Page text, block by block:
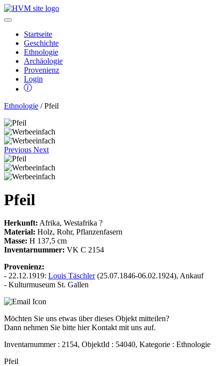
Startseite
Geschichte
Ethnologie
Archäologie
Provenienz
Login
Ethnologie / Pfeil
Previous Next
Pfeil
Herkunft: Afrika, Westafrika ?
Material: Holz, Rohr, Pflanzenfasern
Masse: H 137,5 cm
Inventarnummer: VK C 2154
Provenienz:
- 22.12.1919: Louis Täschler(25.07.1846-06.02.1924), Ankauf
- Kulturmuseum St. Gallen
Möchten Sie uns etwas über dieses Objekt mitteilen?
Dann nehmen Sie bitte hier Kontakt mit uns auf.
Inventarnummer : 2154, ObjektId : 54040, Kategorie : Ethnologie
Pfeil